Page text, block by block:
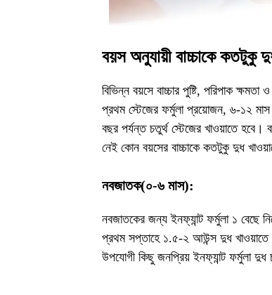
বয়স অনুযায়ী বাচ্চাকে কতটুকু
বিভিন্ন বয়সে বাচ্চার পুষ্টি, পরিপাক
প্রথম স্টেজের ফর্মুলা প্রয়োজন, ৬-১২ মাস
বছর পর্যন্ত চতুর্থ স্টেজের খাওয়াতে
নেই কোন বয়সের বাচ্চাকে কতটুকু দুধ
নবজাতক(০-৬ মাস):
নবজাতকের জন্য ইনফ্যান্ট ফর্মুলা ১ বেছে
প্রথম সপ্তাহে ১.৫-২ আউন্স দুধ খাওয়াতে
উপযোগী কিছু জনপ্রিয় ইনফ্যান্ট ফর্মুলা